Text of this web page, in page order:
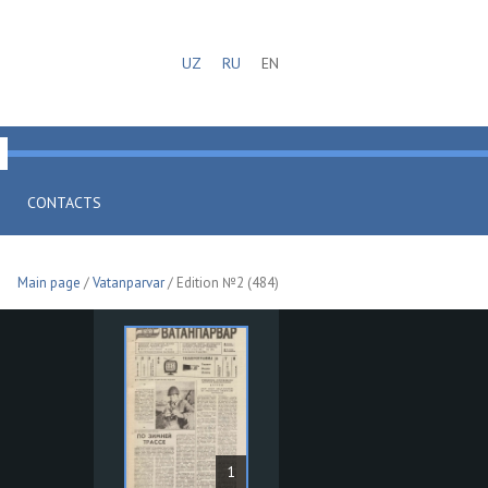
UZ RU EN
CONTACTS
Main page /Vatanparvar/ Edition №2 (484)
1